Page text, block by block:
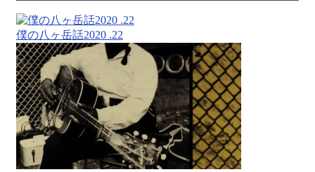
僕の八ヶ岳話2020 .22